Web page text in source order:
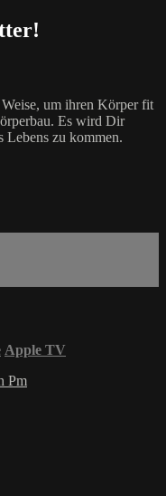
um ihren Körper fit
Es wird Dir
Lebens zu kommen.
Apple TV
Pm